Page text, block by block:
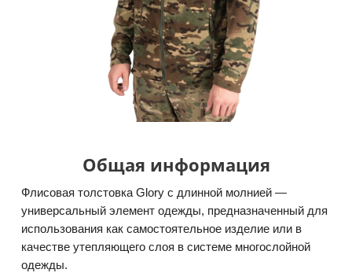
Общая информация
Флисовая толстовка Glory с длинной молнией —
универсальный элемент одежды, предназначенный для
использования как самостоятельное изделие или в
качестве утепляющего слоя в системе многослойной
одежды.